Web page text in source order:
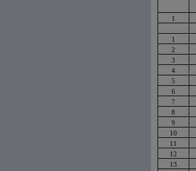
1
1
2
3
4
5
6
7
8
9
10
11
12
13